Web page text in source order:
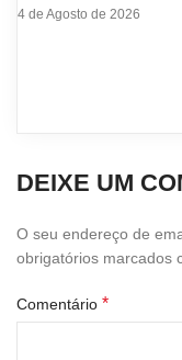
4 de Agosto de 2026
DEIXE UM
O seu endereço de
obrigatórios marcados
Comentário *